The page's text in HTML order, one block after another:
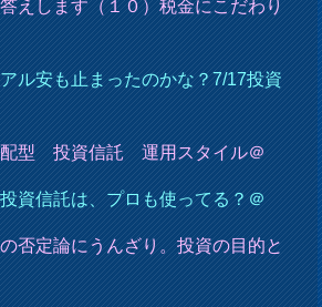
えします（１０）税金にこだわり
ル安も止まったのかな？7/17投資
配型 投資信託 運用スタイル＠
資信託は、プロも使ってる？＠
否定論にうんざり。投資の目的と